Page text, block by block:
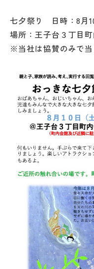
七夕祭り 日時：8月
場所：王子台３丁目
※当社は協賛のみで当